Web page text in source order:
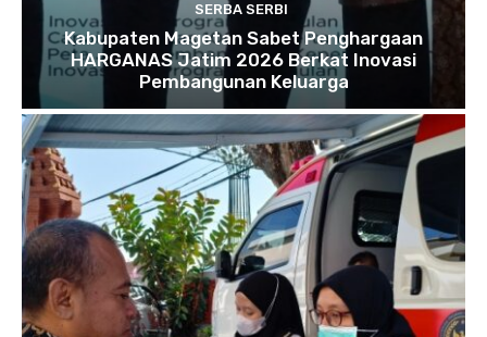
SERBA SERBI
Kabupaten Magetan Sabet Penghargaan
HARGANAS Jatim 2026 Berkat Inovasi
Pembangunan Keluarga